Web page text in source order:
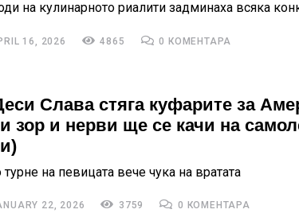
на кулинарното риалити задминаха всяка
16, 2026 4865 0 КОМЕНТАРА
Слава стяга куфарите за
зор и нерви ще се качи на
на певицата вече чука на вратата
22, 2026 3759 0 КОМЕНТАРА